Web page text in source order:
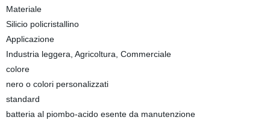
Materiale
Silicio policristallino
Applicazione
Industria leggera, Agricoltura, Commerciale
colore
nero o colori personalizzati
standard
batteria al piombo-acido esente da manutenzione